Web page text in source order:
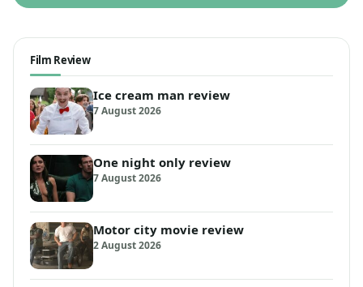
Film Review
Ice cream man review
7 August 2026
One night only review
7 August 2026
Motor city movie review
2 August 2026